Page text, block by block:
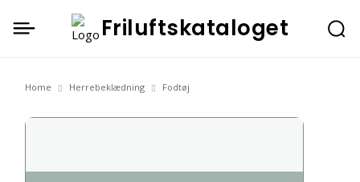
Friluftskataloget
Home Herrebeklædning Fodtøj